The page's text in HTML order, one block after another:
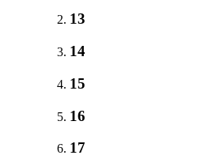
13
14
15
16
17